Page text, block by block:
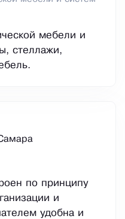
мебели и
стеллажи,
по принципу
и
удобна и